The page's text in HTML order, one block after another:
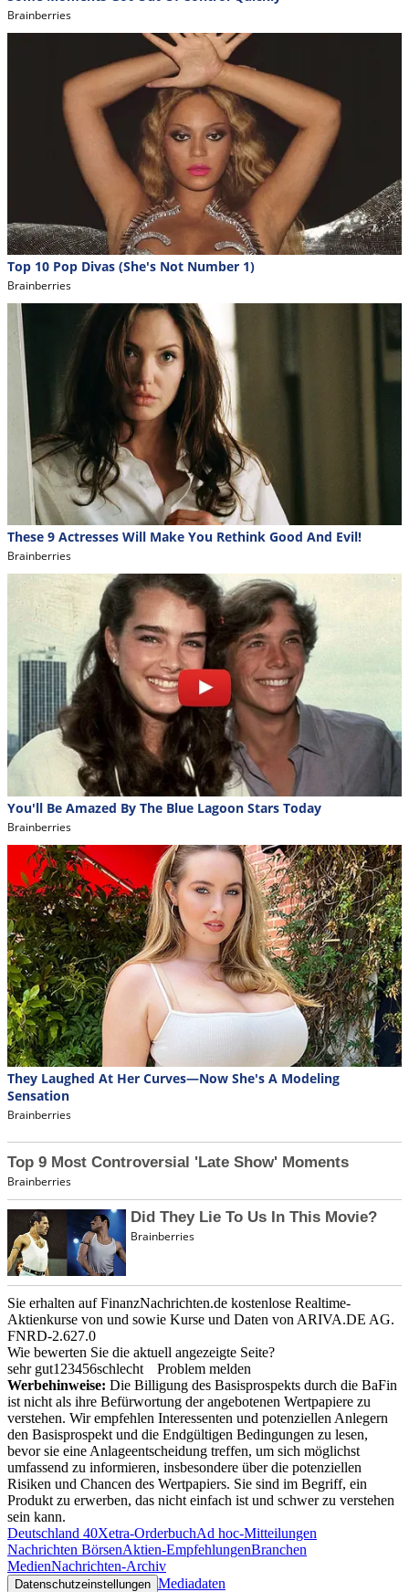
Sie erhalten auf FinanzNachrichten.de kostenlose Realtime-
Aktienkurse von und sowie Kurse und Daten von ARIVA.DE AG.
FNRD-2.627.0
Wie bewerten Sie die aktuell angezeigte Seite?
sehr gut1 23456schlecht
Problem melden
Werbehinweise: Die Billigung des Basisprospekts durch die BaFin
ist nicht als ihre Befürwortung der angebotenen Wertpapiere zu
verstehen. Wir empfehlen Interessenten und potenziellen Anlegern
den Basisprospekt und die Endgültigen Bedingungen zu lesen,
bevor sie eine Anlageentscheidung treffen, um sich möglichst
umfassend zu informieren, insbesondere über die potenziellen
Risiken und Chancen des Wertpapiers. Sie sind im Begriff, ein
Produkt zu erwerben, das nicht einfach ist und schwer zu verstehen
sein kann.
Deutschland 40Xetra-OrderbuchAd hoc-Mitteilungen
Nachrichten BörsenAktien-EmpfehlungenBranchen
MedienNachrichten-Archiv
Datenschutzeinstellungen Mediadaten